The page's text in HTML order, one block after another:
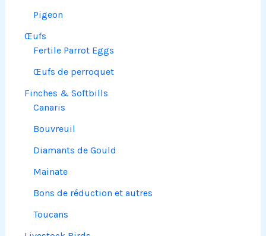
Pigeon
Œufs
Fertile Parrot Eggs
Œufs de perroquet
Finches & Softbills
Canaris
Bouvreuil
Diamants de Gould
Mainate
Bons de réduction et autres
Toucans